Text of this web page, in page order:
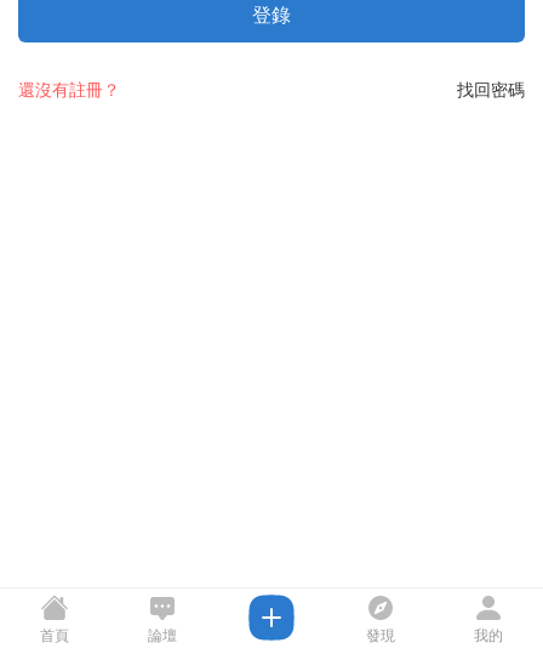
登錄
找回密碼
還沒有註冊？
首頁 論壇 發現 我的